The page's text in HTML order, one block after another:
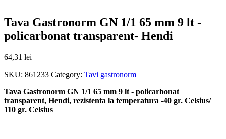
Tava Gastronorm GN 1/1 65 mm 9 lt -
policarbonat transparent- Hendi
64,31 lei
SKU: 861233 Category: Tavi gastronorm
Tava Gastronorm GN 1/1 65 mm 9 lt - policarbonat
transparent, Hendi, rezistenta la temperatura -40 gr. Celsius/
110 gr. Celsius